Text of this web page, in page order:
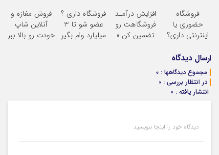
فروشگاهت رو
ثبت کن
میلیارد وام بگیر
محصول با
تخفیف ویژه
فروشگاه
حضوری یا
اینترنتی داری؟
و خدماتت رو
بفروش
افزایش درآمـد
فروشگاهت رو
تضمین کن «
فروشگاه داری ؟
عضو شو تا 3
میلیارد وام بگیر
فروش مغازه و
آنلاین شاپ
خودت رو بالا ببر
ارسال دیدگاه
مجموع دیدگاهها : 0
در انتظار بررسی : 0
انتشار یافته : 0
دیدگاه خود را اینجا بنویسید